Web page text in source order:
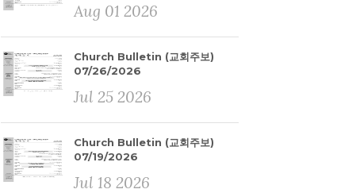
Aug 01 2026
Church Bulletin (교회주보)
07/26/2026
Jul 25 2026
Church Bulletin (교회주보)
07/19/2026
Jul 18 2026